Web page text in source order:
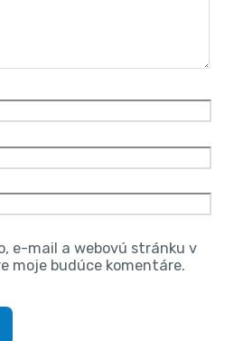
e-mail a webovú stránku v
moje budúce komentáre.